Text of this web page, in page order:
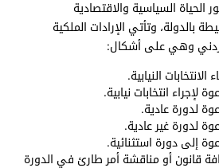
السياسية والاقتصادية
بالدولة، وتأتي الإرادات الملكية
وهي على أشكال:
الانتخابات النيابية.
لإجراء انتخابات نيابية.
لدورة عادية.
لدورة غير عادية.
إلى دورة استثنائية.
قانون أو مناقشة أمر طارئ في الدورة